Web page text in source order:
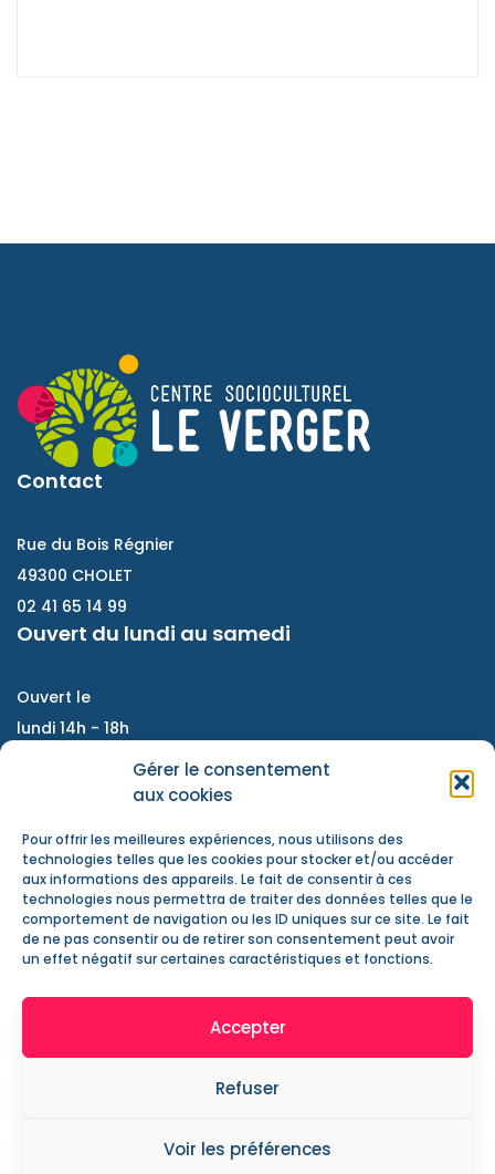
Gérer le consentement
aux cookies
Pour offrir les meilleures expériences, nous utilisons des
technologies telles que les cookies pour stocker et/ou accéder
aux informations des appareils. Le fait de consentir à ces
technologies nous permettra de traiter des données telles que le
comportement de navigation ou les ID uniques sur ce site. Le fait
de ne pas consentir ou de retirer son consentement peut avoir
un effet négatif sur certaines caractéristiques et fonctions.
Accepter
Refuser
Voir les préférences
Contact
Rue du Bois Régnier
49300 CHOLET
02 41 65 14 99
Ouvert du lundi au samedi
Ouvert le
lundi 14h - 18h
Du mardi au vendredi :
9h - 12h / 14h- 18h
d'échanges, information jeunesse
Nous contacter
Actualités
Mentions Légales
Vanda Cipriano